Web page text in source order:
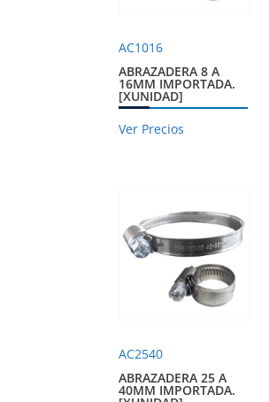
AC1016
ABRAZADERA 8 A
16MM IMPORTADA.
[XUNIDAD]
Ver Precios
AC2540
ABRAZADERA 25 A
40MM IMPORTADA.